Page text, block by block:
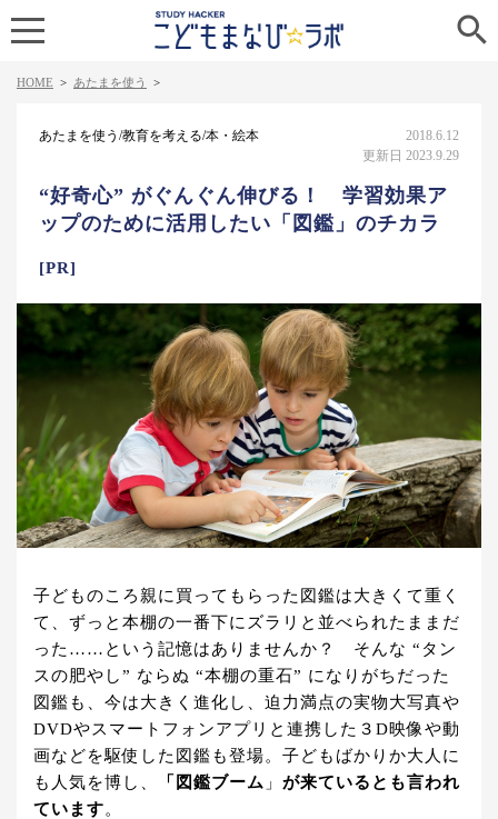

HOME > あたまを使う >
あたまを使う/教育を考える/本・絵本
2018.6.12
更新日 2023.9.29
“好奇心” がぐんぐん伸びる！ 学習効果ア
ップのために活用したい「図鑑」のチカラ
[PR]
子どものころ親に買ってもらった図鑑は大きくて重く
て、ずっと本棚の一番下にズラリと並べられたままだ
った……という記憶はありませんか？ そんな “タン
スの肥やし” ならぬ “本棚の重石” になりがちだった
図鑑も、今は大きく進化し、迫力満点の実物大写真や
DVDやスマートフォンアプリと連携した３D映像や動
画などを駆使した図鑑も登場。子どもばかりか大人に
も人気を博し、
「図鑑ブーム 」 が来ているとも言われ
ています。